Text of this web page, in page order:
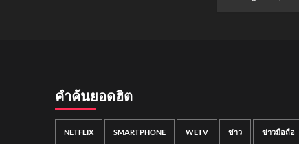
คำค้นยอดฮิต
NETFLIX SMARTPHONE WETV ข่าว ข่าวมือถือ